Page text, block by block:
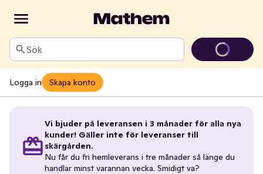
Sök
Logga in Skapa konto
Vi bjuder på leveransen i 3 månader för alla nya
kunder! Gäller inte för leveranser till
skärgården.
Nu får du fri hemleverans i tre månader så länge du
handlar minst varannan vecka. Smidigt va?